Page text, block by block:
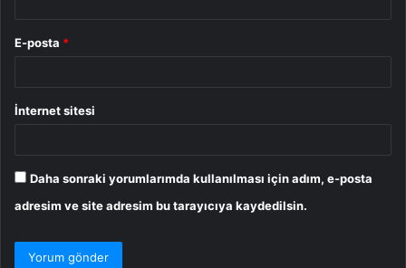
E-posta *
İnternet sitesi
Daha sonraki yorumlarımda kullanılması için adım, e-posta
adresim ve site adresim bu tarayıcıya kaydedilsin.